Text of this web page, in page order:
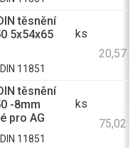
těsnění
5x54x65
ks
20,57
11851
těsnění
-8mm
pro AG
ks
75,02
11851